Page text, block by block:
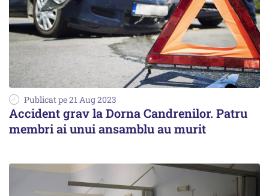
Publicat pe 21 Aug 2023
Accident grav la Dorna Candrenilor. Patru
membri ai unui ansamblu au murit